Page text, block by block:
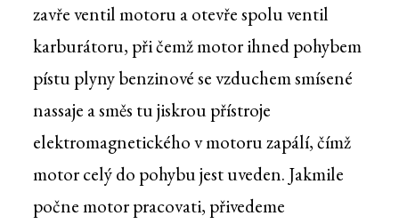
zavře ventil motoru a otevře spolu ventil
karburátoru, při čemž motor ihned pohybem
pístu plyny benzinové se vzduchem smísené
nassaje a směs tu jiskrou přístroje
elektromagnetického v motoru zapálí, čímž
motor celý do pohybu jest uveden. Jakmile
počne motor pracovati, přivedeme